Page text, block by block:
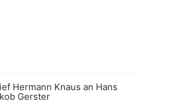
Hermann Knaus an Hans
Gerster